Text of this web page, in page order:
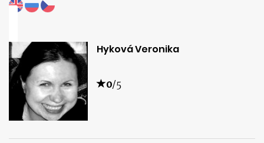
Hyková Veronika
0/5